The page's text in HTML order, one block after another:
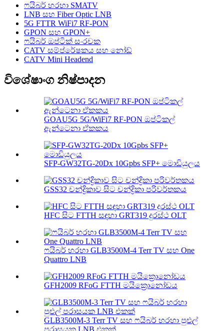
ෆයිබර් හරහා SMATV
LNB සහ Fiber Optic LNB
5G FTTR WiFi7 RF-PON
GPON සහ GPON+
ෆයිබර් ඔප්ටික් සංරචක
CATV සම්ප්රේෂකය සහ නෝඩ්
CATV Mini Headend
විශේෂාංග නිෂ්පාදන
GOAU5G 5G/WiFi7 RF-PON ඔප්ටිකල්
ඇන්ටෙනා ඒකකය
SFP-GW32TG-20Dx 10Gpbs SFP+ මොඩියුලය
GSS32 චන්ද්‍රිකාව සිට චන්ද්‍රිකා පරිවර්තකය
HFC සිට FTTH සඳහා GRT319 දුරස්ථ OLT
ෆයිබර් හරහා GLB3500M-4 Terr TV සහ One
Quattro LNB
GFH2009 RFoG FTTH මයික්‍රොනෝඩය
GLB3500M-3 Terr TV සහ ෆයිබර් හරහා පුළුල්